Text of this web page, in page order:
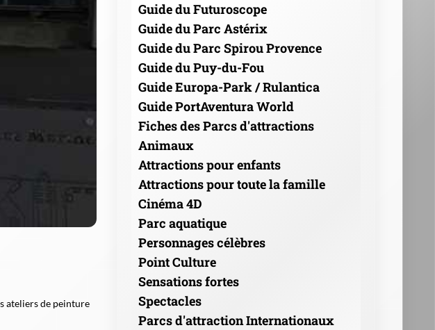
ateliers de peinture
Guide du Futuroscope
Guide du Parc Astérix
Guide du Parc Spirou Provence
Guide du Puy-du-Fou
Guide Europa-Park / Rulantica
Guide PortAventura World
Fiches des Parcs d'attractions
Animaux
Attractions pour enfants
Attractions pour toute la famille
Cinéma 4D
Parc aquatique
Personnages célèbres
Point Culture
Sensations fortes
Spectacles
Parcs d'attraction Internationaux